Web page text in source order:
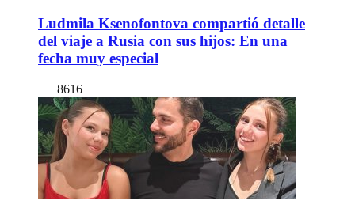
Ludmila Ksenofontova compartió detalle
del viaje a Rusia con sus hijos: En una
fecha muy especial
8616